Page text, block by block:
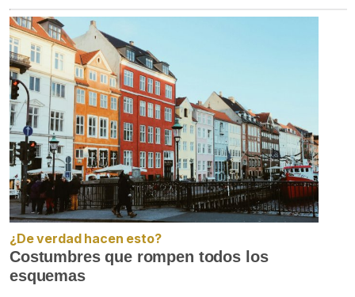
¿De verdad hacen esto?
Costumbres que rompen todos los
esquemas